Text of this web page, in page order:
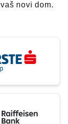
novi dom.